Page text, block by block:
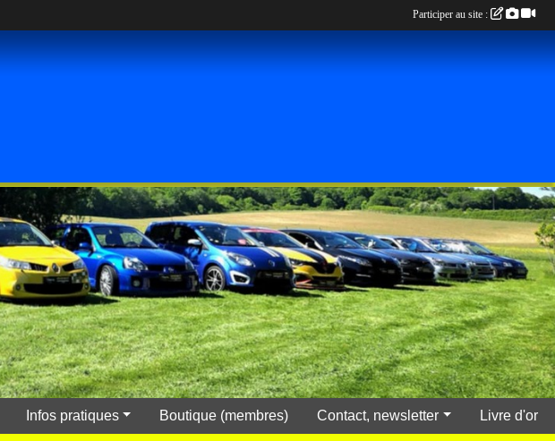
Infos pratiques Boutique (membres) Contact, newsletter Livre d'or
Participer au site :